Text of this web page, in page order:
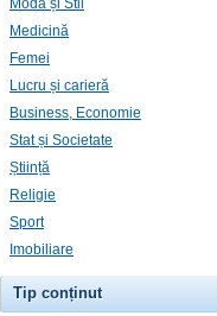
Modă și Stil
Medicină
Femei
Lucru și carieră
Business, Economie
Stat și Societate
Știință
Religie
Sport
Imobiliare
Tip conținut